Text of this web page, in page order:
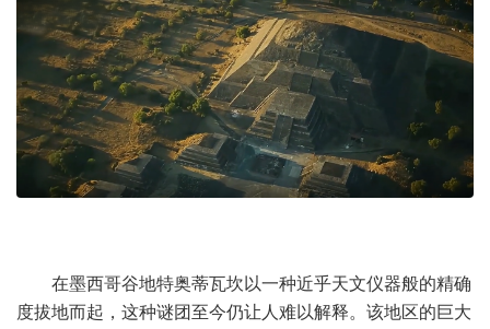
在墨西哥谷地特奥蒂瓦坎以一种近乎天文仪器般的精确
度拔地而起，这种谜团至今仍让人难以解释。该地区的巨大